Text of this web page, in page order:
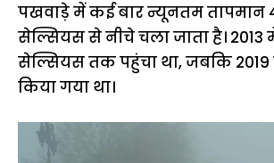
पखवाड़े में कई बार न्यूनतम तापमान 4
सेल्सियस से नीचे चला जाता है। 2013 में
सेल्सियस तक पहुंचा था, जबकि 2019 में
किया गया था।